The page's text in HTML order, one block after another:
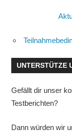
UNTERSTÜTZE
Gefällt dir unser
Testberichten?
Dann würden wir